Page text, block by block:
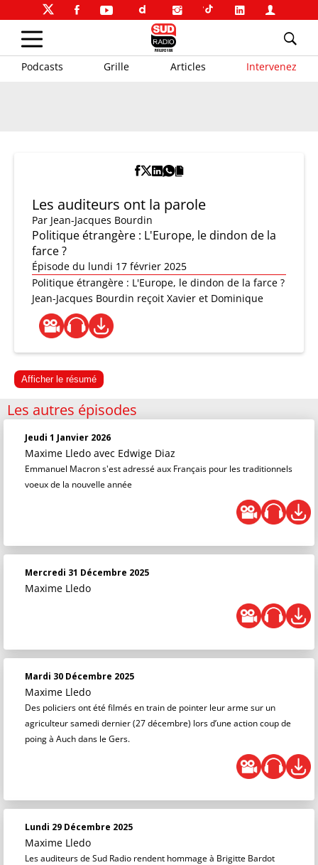
Podcasts Grille Articles Intervenez
Les auditeurs ont la parole
Par Jean-Jacques Bourdin
Politique étrangère : L'Europe, le dindon de la
farce ?
Épisode du lundi 17 février 2025
Politique étrangère : L'Europe, le dindon de la farce ?
Jean-Jacques Bourdin reçoit Xavier et Dominique
Afficher le résumé
Les autres épisodes
Jeudi 1 Janvier 2026
Maxime Lledo avec Edwige Diaz
Emmanuel Macron s'est adressé aux Français pour les traditionnels
voeux de la nouvelle année
Mercredi 31 Décembre 2025
Maxime Lledo
Mardi 30 Décembre 2025
Maxime Lledo
Des policiers ont été filmés en train de pointer leur arme sur un
agriculteur samedi dernier (27 décembre) lors d’une action coup de
poing à Auch dans le Gers.
Lundi 29 Décembre 2025
Maxime Lledo
Les auditeurs de Sud Radio rendent hommage à Brigitte Bardot